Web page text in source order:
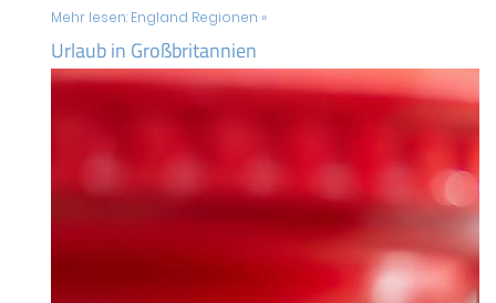
Mehr lesen: England Regionen »
Urlaub in Großbritannien